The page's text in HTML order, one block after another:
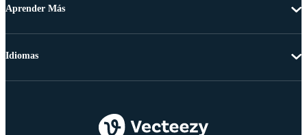
Aprender Más
Idiomas